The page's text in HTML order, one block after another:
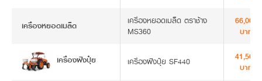
เครื่องหยอดเมล็ด
เครื่องหยอดเมล็ด ตราช้าง
MS360
66,000
บาท
เครื่องฝังปุ๋ย เครื่องฝังปุ๋ย SF440
41,500
บาท